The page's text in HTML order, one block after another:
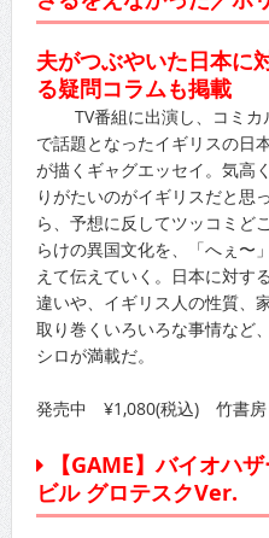
夫がつぶやいた日本に
る疑問コラムも掲載
TV番組に出演し、コミカ
で話題となったイギリスの日
が描くギャグエッセイ。気高
りがたいのがイギリスだと思
ら、予想に反してツッコミど
らけの異国文化を、「へぇ〜
えて伝えていく。日本に対す
違いや、イギリス人の性質、
取り巻くいろいろな事情など
シロが満載だ。
発売中 ¥1,080(税込) 竹書房
【GAME】バイオハ
ビル グロテスクVer.